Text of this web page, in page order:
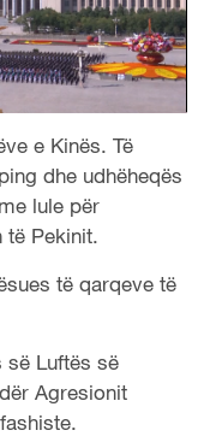
e Kinës. Të
dhe udhëheqës
lule për
të Pekinit.
të qarqeve të
së Luftës së
Agresionit